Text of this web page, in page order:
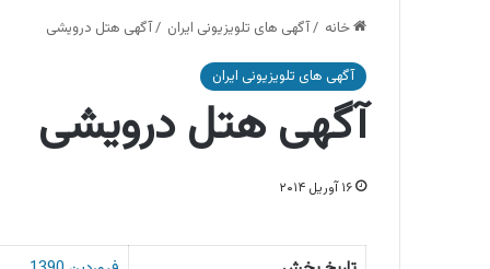
خانه /آگهی های تلویزیونی ایران /آگهی هتل درویشی
آگهی های تلویزیونی ایران
آگهی هتل درویشی
۱۶ آوریل ۲۰۱۴